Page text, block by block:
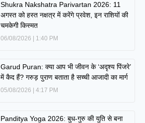
Shukra Nakshatra Parivartan 2026: 11
अगस्त को हस्त नक्षत्र में करेंगे प्रवेश, इन राशियों की
चमकेगी किस्मत
06/08/2026 1:40 PM
Garud Puran: क्या आप भी जीवन के ‘अदृश्य पिंजरे’
में कैद हैं? गरुड़ पुराण बताता है सच्ची आजादी का मार्ग
05/08/2026 4:17 PM
Panditya Yoga 2026: बुध-गुरु की युति से बना